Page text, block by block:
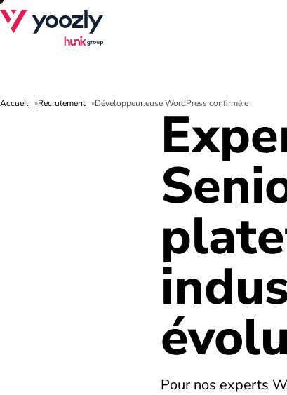
Accueil Recrutement Développeur.euse WordPress confirmé.e
Pour nos experts